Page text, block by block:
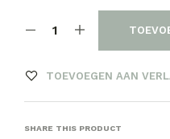
TOEVOEGEN AAN
SHARE THIS PRODUCT